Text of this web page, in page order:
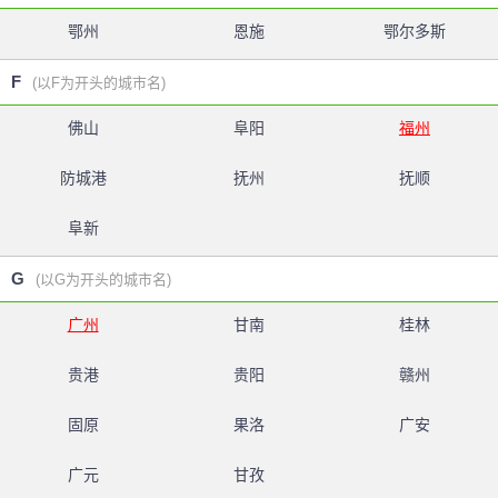
鄂州 恩施 鄂尔多斯
F (以F为开头的城市名)
佛山 阜阳 福州
防城港 抚州 抚顺
阜新
G (以G为开头的城市名)
广州 甘南 桂林
贵港 贵阳 赣州
固原 果洛 广安
广元 甘孜